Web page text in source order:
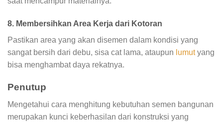
8. Membersihkan Area Kerja dari Kotoran
Pastikan area yang akan disemen dalam kondisi yang
sangat bersih dari debu, sisa cat lama, ataupun lumutyang
bisa menghambat daya rekatnya.
Penutup
Mengetahui cara menghitung kebutuhan semen bangunan
merupakan kunci keberhasilan dari konstruksi yang